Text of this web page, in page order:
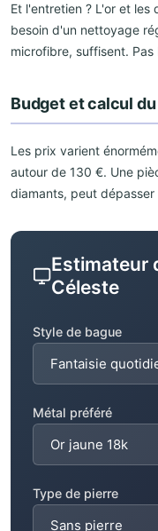
Et l'entretien ? L'or et les
besoin d'un nettoyage
microfibre, suffisent.
Budget et calcul
Les prix varient
autour de 130 €. Une
diamants, peut
Estimateur
Céleste
Style de bague
Métal préféré
Type de pierre